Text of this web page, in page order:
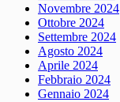
Novembre 2024
Ottobre 2024
Settembre 2024
Agosto 2024
Aprile 2024
Febbraio 2024
Gennaio 2024